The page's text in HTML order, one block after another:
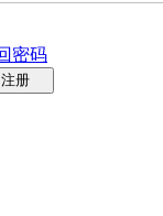
密码
注册